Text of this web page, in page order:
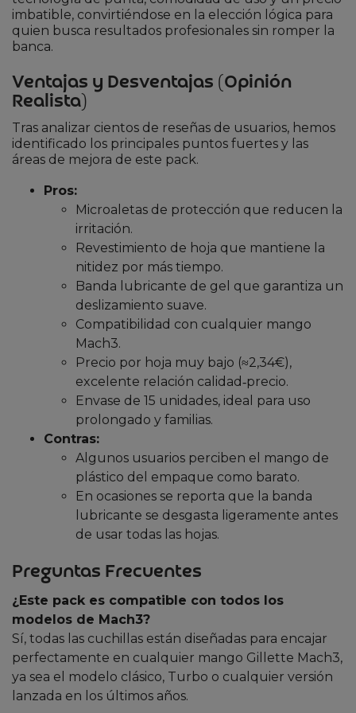
imbatible, convirtiéndose en la elección lógica para
quien busca resultados profesionales sin romper la
banca.
Ventajas y Desventajas (Opinión
Realista)
Tras analizar cientos de reseñas de usuarios, hemos
identificado los principales puntos fuertes y las
áreas de mejora de este pack.
Pros:
Microaletas de protección que reducen la
irritación.
Revestimiento de hoja que mantiene la
nitidez por más tiempo.
Banda lubricante de gel que garantiza un
deslizamiento suave.
Compatibilidad con cualquier mango
Mach3.
Precio por hoja muy bajo (≈2,34€),
excelente relación calidad‑precio.
Envase de 15 unidades, ideal para uso
prolongado y familias.
Contras:
Algunos usuarios perciben el mango de
plástico del empaque como barato.
En ocasiones se reporta que la banda
lubricante se desgasta ligeramente antes
de usar todas las hojas.
Preguntas Frecuentes
¿Este pack es compatible con todos los
modelos de Mach3?
Sí, todas las cuchillas están diseñadas para encajar
perfectamente en cualquier mango Gillette Mach3,
ya sea el modelo clásico, Turbo o cualquier versión
lanzada en los últimos años.